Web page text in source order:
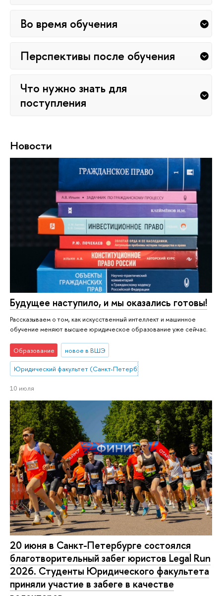
Во время обучения
Перспективы после обучения
Что нужно знать для
поступления
Новости
Будущее наступило, и мы оказались готовы!
Рассказываем о том, как искусственный интеллект и машинное
обучение меняют высшее юридическое образование уже сейчас.
Образование новое в ВШЭ
Юридический факультет (Санкт-Петербург)
10 июля
20 июня в Санкт-Петербурге состоялся
благотворительный забег юристов Legal Run
2026. Студенты Юридического факультета
приняли участие в забеге в качестве